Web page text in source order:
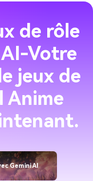
de rôle
Votre
jeux de
Anime
Gemini AI